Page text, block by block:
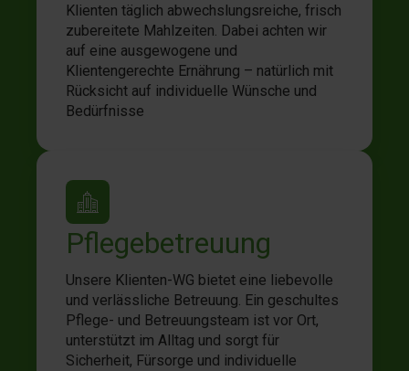
Klienten täglich abwechslungsreiche, frisch
zubereitete Mahlzeiten. Dabei achten wir
auf eine ausgewogene und
Klientengerechte Ernährung – natürlich mit
Rücksicht auf individuelle Wünsche und
Bedürfnisse
Pflegebetreuung
Unsere Klienten-WG bietet eine liebevolle
und verlässliche Betreuung. Ein geschultes
Pflege- und Betreuungsteam ist vor Ort,
unterstützt im Alltag und sorgt für
Sicherheit, Fürsorge und individuelle